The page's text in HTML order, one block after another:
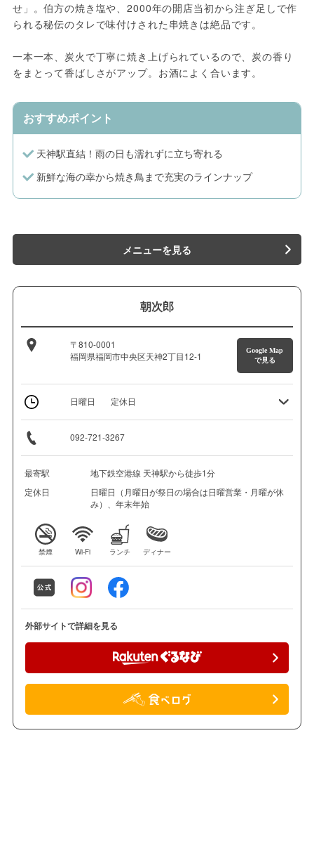
せ」。伯方の焼き塩や、2000年の開店当初から注ぎ足しで作
られる秘伝のタレで味付けされた串焼きは絶品です。
一本一本、炭火で丁寧に焼き上げられているので、炭の香り
をまとって香ばしさがアップ。お酒によく合います。
おすすめポイント
天神駅直結！雨の日も濡れずに立ち寄れる
新鮮な海の幸から焼き鳥まで充実のラインナップ
メニューを見る
朝次郎
〒810-0001
福岡県福岡市中央区天神2丁目12-1
Google Map
で見る
日曜日 定休日
092-721-3267
最寄駅
地下鉄空港線 天神駅から徒歩1分
定休日
日曜日（月曜日が祭日の場合は日曜営業・月曜が休
み）、年末年始
禁煙 Wi-Fi ランチ ディナー
外部サイトで詳細を見る